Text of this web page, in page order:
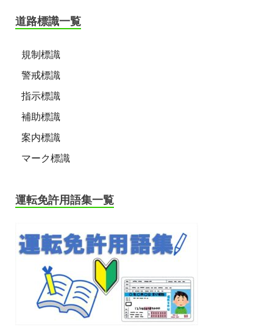
道路標識一覧
規制標識
警戒標識
指示標識
補助標識
案内標識
マーク標識
運転免許用語集一覧